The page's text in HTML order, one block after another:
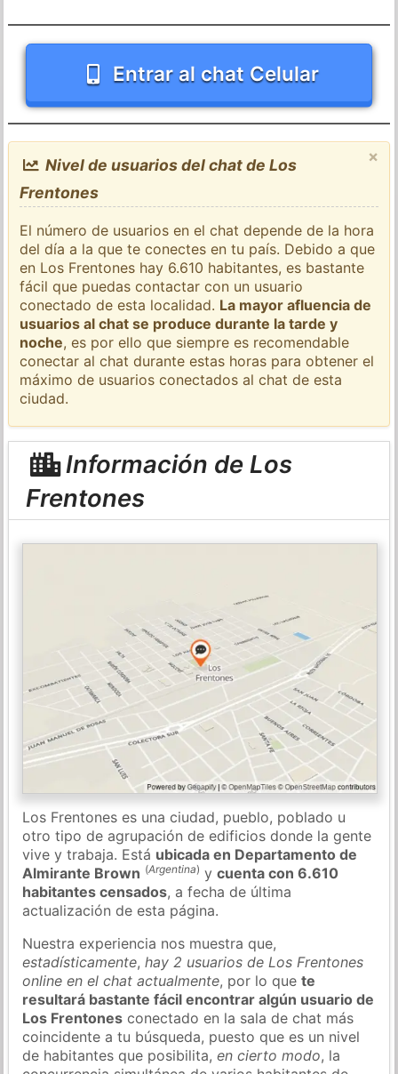
Entrar al chat Celular
×
Nivel de usuarios del chat de Los
Frentones
El número de usuarios en el chat depende de la hora
del día a la que te conectes en tu país. Debido a que
en Los Frentones hay 6.610 habitantes, es bastante
fácil que puedas contactar con un usuario
conectado de esta localidad. La mayor afluencia de
usuarios al chat se produce durante la tarde y
noche, es por ello que siempre es recomendable
conectar al chat durante estas horas para obtener el
máximo de usuarios conectados al chat de esta
ciudad.
Información de Los
Frentones
Los Frentones es una ciudad, pueblo, poblado u
otro tipo de agrupación de edificios donde la gente
vive y trabaja. Está ubicada en Departamento de
Almirante Brown (Argentina) ycuenta con 6.610
habitantes censados, a fecha de última
actualización de esta página.
Nuestra experiencia nos muestra que,
estadísticamente,hay 2 usuarios de Los Frentones
online en el chat actualmente, por lo quete
resultará bastante fácil encontrar algún usuario de
Los Frentones conectado en la sala de chat más
coincidente a tu búsqueda, puesto que es un nivel
de habitantes que posibilita,en cierto modo, la